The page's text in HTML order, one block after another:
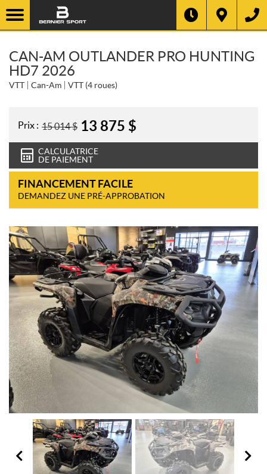
CAN-AM OUTLANDER PRO HUNTING
HD7 2026
VTT Can-Am VTT (4 roues)
Prix : 15 014$ 13 875 $
CALCULATRICE
DE PAIEMENT
FINANCEMENT FACILE
DEMANDEZ UNE PRÉ-APPROBATION